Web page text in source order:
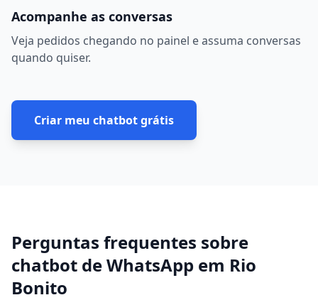
Acompanhe as conversas
Veja pedidos chegando no painel e assuma conversas
quando quiser.
Criar meu chatbot grátis
Perguntas frequentes sobre
chatbot de WhatsApp em Rio
Bonito